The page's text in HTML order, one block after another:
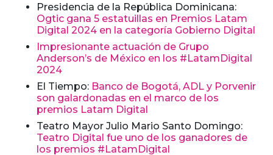
Presidencia de la República Dominicana:
Ogtic gana 5 estatuillas en Premios Latam
Digital 2024 en la categoría Gobierno Digital
Impresionante actuación de Grupo
Anderson’s de México en los #LatamDigital
2024
El Tiempo: Banco de Bogotá, ADL y Porvenir
son galardonadas en el marco de los
premios Latam Digital
Teatro Mayor Julio Mario Santo Domingo:
Teatro Digital fue uno de los ganadores de
los premios #LatamDigital